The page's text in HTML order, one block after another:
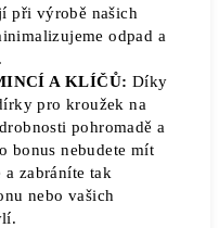
při výrobě našich
odpad a
A KLÍČŮ: Díky
pro kroužek na
pohromadě a
bonus nebudete mít
zabráníte tak
nebo vašich